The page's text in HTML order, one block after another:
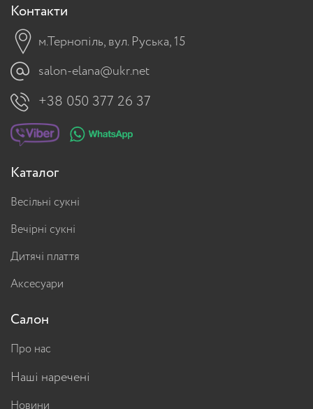
Контакти
м.Тернопіль, вул. Руська, 15
salon-elana@ukr.net
+38 050 377 26 37
Каталог
Весільні сукні
Вечірні сукні
Дитячі плаття
Аксесуари
Салон
Про нас
Наші наречені
Новини